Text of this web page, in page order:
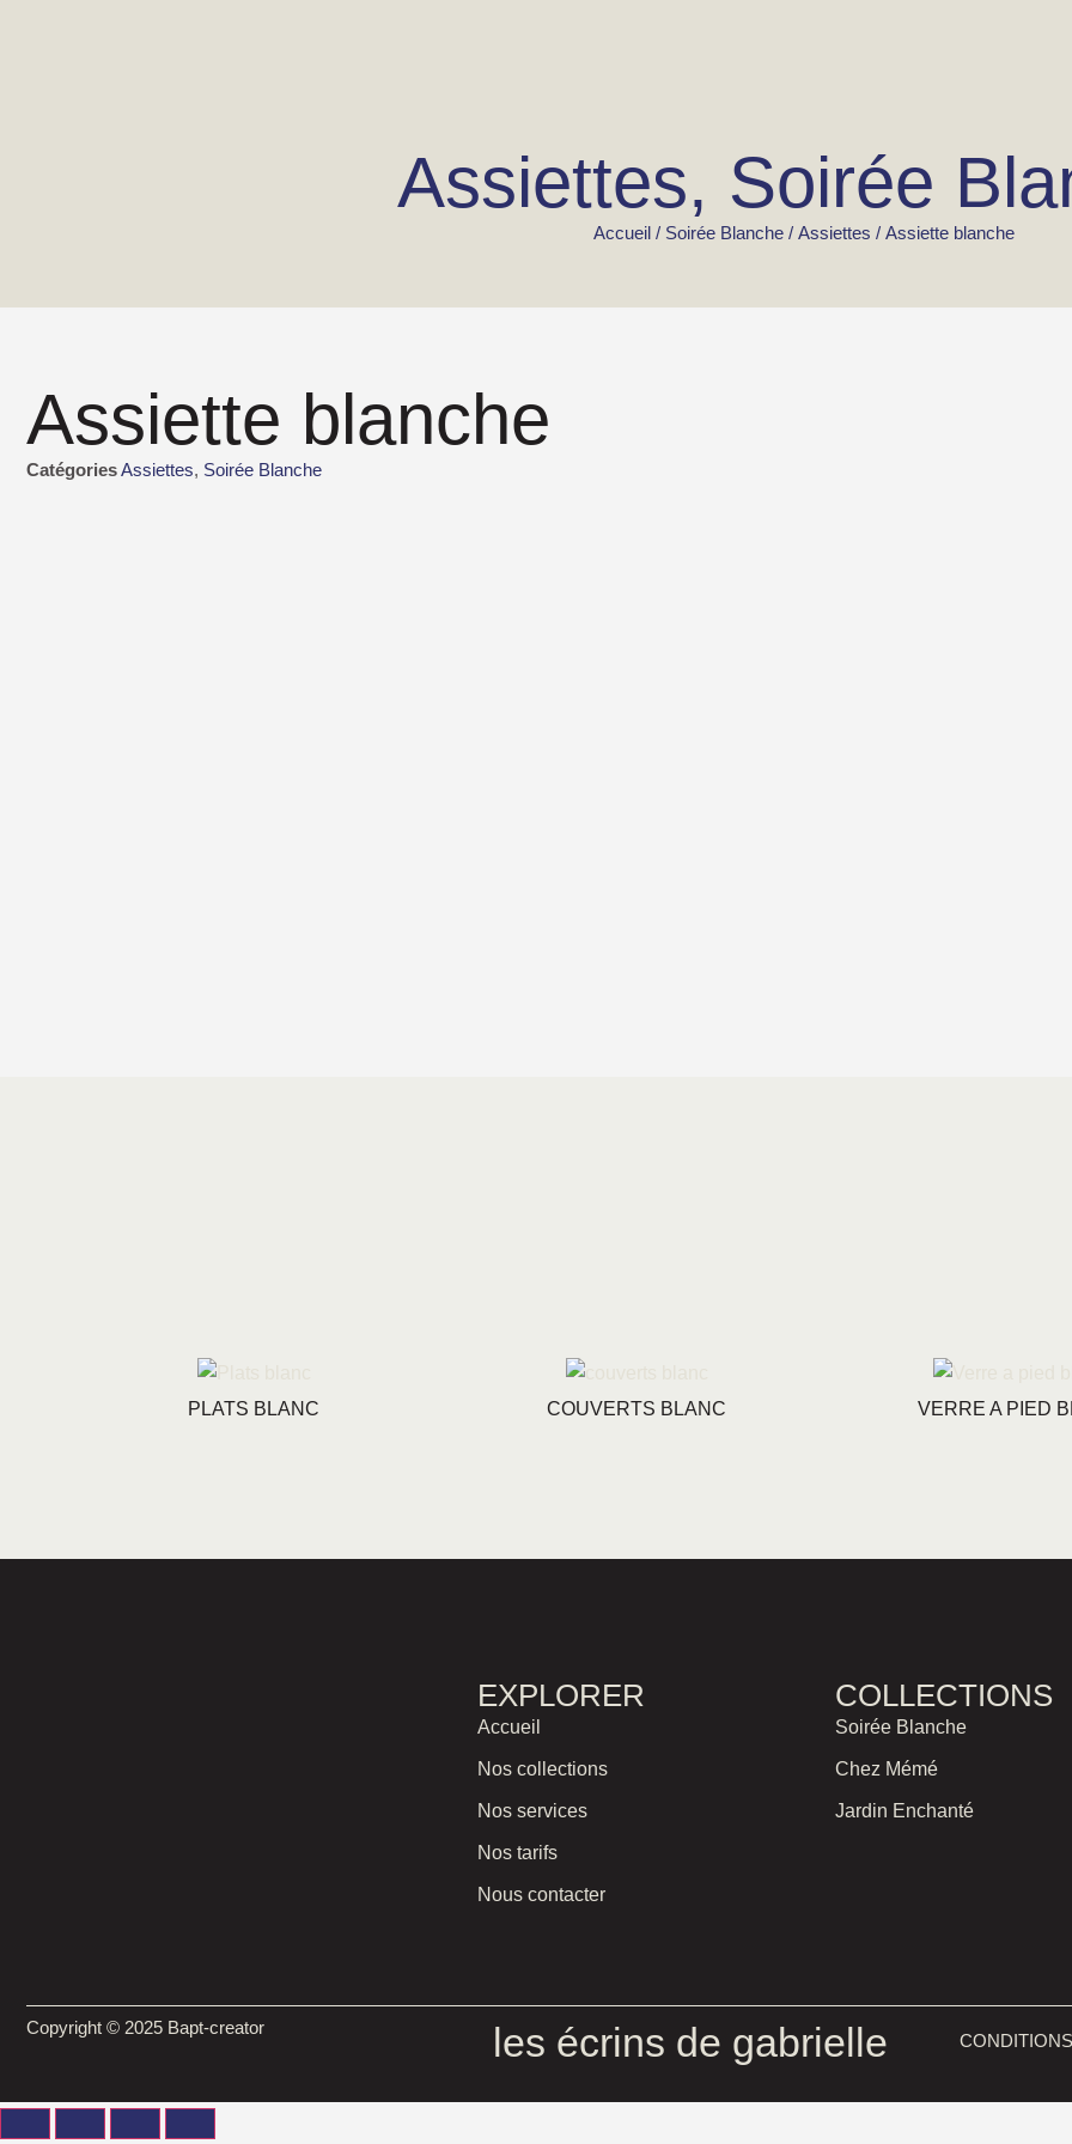
Assiettes, Soirée
Accueil / Soirée Blanche / Assiettes / Assiette blanche
Assiette blanche
CatégoriesAssiettes, Soirée Blanche
PLATS BLANC COUVERTS BLANC VERRE A PIED
EXPLORER
Accueil
Nos collections
Nos services
Nos tarifs
Nous contacter
COLLECTIONS
Soirée Blanche
Chez Mémé
Jardin Enchanté
Copyright © 2025 Bapt-creator les écrins de gabrielle